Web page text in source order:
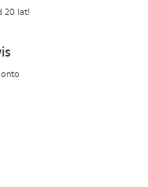
20 lat!